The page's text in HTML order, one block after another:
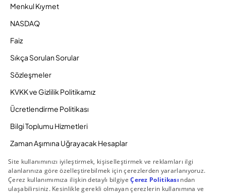
Menkul Kıymet
NASDAQ
Faiz
Sıkça Sorulan Sorular
Sözleşmeler
KVKK ve Gizlilik Politikamız
Ücretlendirme Politikası
Bilgi Toplumu Hizmetleri
Zaman Aşımına Uğrayacak Hesaplar
Duyurular ve Kampanyalar